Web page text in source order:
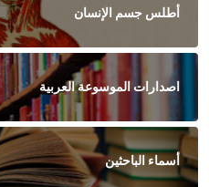
أطلس جسم الإنسان
اصدارات الموسوعة العربية
أسماء الباحثين